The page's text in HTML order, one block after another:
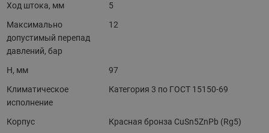
Ход штока, мм
5
Максимально
допустимый перепад
давлений, бар
12
H, мм
97
Климатическое
исполнение
Категория 3 по ГОСТ 15150-69
Корпус
Красная бронза CuSn5ZnPb (Rg5)